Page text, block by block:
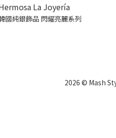
La Joyería
國純銀飾品 閃耀亮麗系列
2026 © Mash